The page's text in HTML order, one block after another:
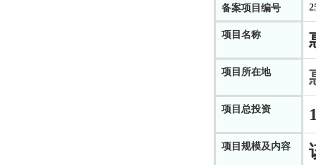
备案项目编号
项目名称
项目所在地
项目总投资
项目规模及内容